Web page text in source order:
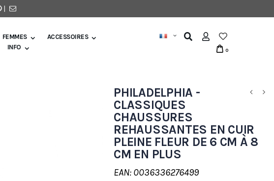
|
FEMMES
ACCESSOIRES
INFO 0
PHILADELPHIA -
CLASSIQUES
CHAUSSURES
REHAUSSANTES EN CUIR
PLEINE FLEUR DE 6 CM À 8
CM EN PLUS
EAN: 0036336276499